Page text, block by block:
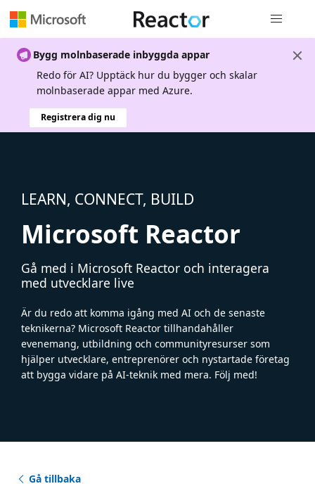
Bygg molnbaserade inbyggda appar
Redo för AI? Upptäck hur du bygger och skalar
molnbaserade appar med Azure.
Registrera dig nu
LEARN, CONNECT, BUILD
Microsoft Reactor
Gå med i Microsoft Reactor och interagera
med utvecklare live
Är du redo att komma igång med AI och de senaste
teknikerna? Microsoft Reactor tillhandahåller
evenemang, utbildning och communityresurser som
hjälper utvecklare, entreprenörer och nystartade företag
att bygga vidare på AI-teknik med mera. Följ med!
Gå tillbaka